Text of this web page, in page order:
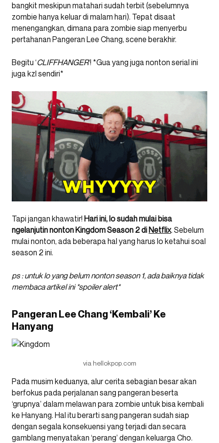
bangkit meskipun matahari sudah terbit (sebelumnya
zombie hanya keluar di malam hari). Tepat disaat
menengangkan, dimana para zombie siap menyerbu
pertahanan Pangeran Lee Chang, scene berakhir.
Begitu ‘CLIFFHANGER‘! *Gua yang juga nonton serial ini
juga kzl sendiri*
Tapi jangan khawatir! Hari ini, lo sudah mulai bisa
ngelanjutin nonton Kingdom Season 2 diNetflix. Sebelum
mulai nonton, ada beberapa hal yang harus lo ketahui soal
season 2 ini.
ps : untuk lo yang belum nonton season 1, ada baiknya tidak
membaca artikel ini *spoiler alert*
Pangeran Lee Chang ‘Kembali’ Ke
Hanyang
via hellokpop.com
Pada musim keduanya, alur cerita sebagian besar akan
berfokus pada perjalanan sang pangeran beserta
‘grupnya’ dalam melawan para zombie untuk bisa kembali
ke Hanyang. Hal itu berarti sang pangeran sudah siap
dengan segala konsekuensi yang terjadi dan secara
gamblang menyatakan ‘perang’ dengan keluarga Cho.